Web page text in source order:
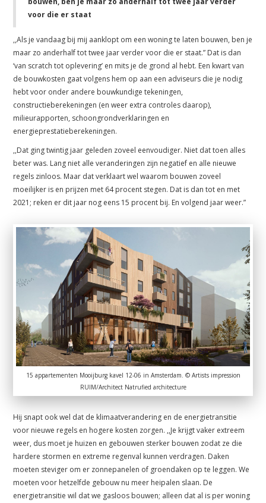
voor die er staat
,,Als je vandaag bij mij aanklopt om een woning te laten bouwen, ben je
maar zo anderhalf tot twee jaar verder voor die er staat.” Dat is dan
‘van scratch tot oplevering’ en mits je de grond al hebt. Een kwart van
de bouwkosten gaat volgens hem op aan een adviseurs die je nodig
hebt voor onder andere bouwkundige tekeningen,
constructieberekeningen (en weer extra controles daarop),
milieurapporten, schoongrondverklaringen en
energieprestatieberekeningen.
,,Dat ging twintig jaar geleden zoveel eenvoudiger. Niet dat toen alles
beter was. Lang niet alle veranderingen zijn negatief en alle nieuwe
regels zinloos. Maar dat verklaart wel waarom bouwen zoveel
moeilijker is en prijzen met 64 procent stegen. Dat is dan tot en met
2021; reken er dit jaar nog eens 15 procent bij. En volgend jaar weer.”
15 appartementen Mooijburg kavel 12-06 in Amsterdam. © Artists impression
RUIM/Architect Natrufied architecture
Hij snapt ook wel dat de klimaatverandering en de energietransitie
voor nieuwe regels en hogere kosten zorgen. ,,Je krijgt vaker extreem
weer, dus moet je huizen en gebouwen sterker bouwen zodat ze die
hardere stormen en extreme regenval kunnen verdragen. Daken
moeten steviger om er zonnepanelen of groendaken op te leggen. We
moeten voor hetzelfde gebouw nu meer heipalen slaan. De
energietransitie wil dat we gasloos bouwen; alleen dat al is per woning